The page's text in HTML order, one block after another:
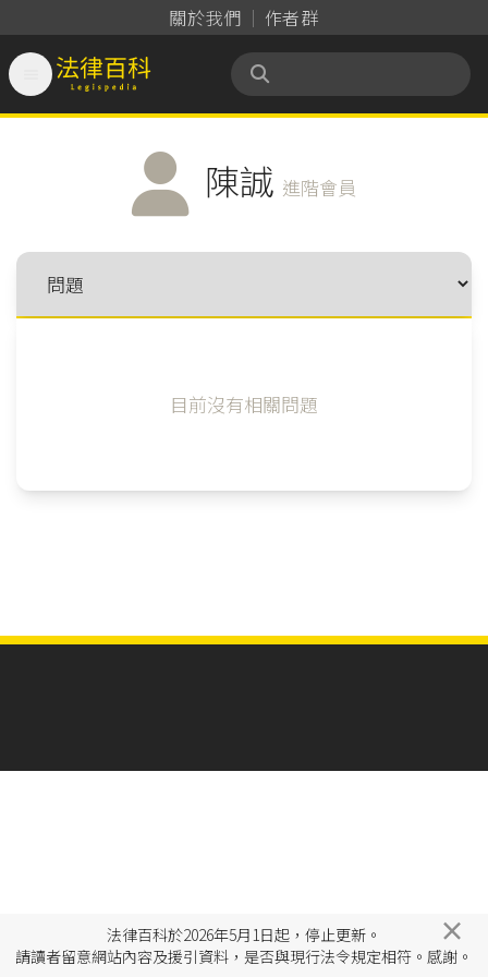
關於我們 作者群
法律百科 Legispedia
陳誠 進階會員
目前沒有相關問題
法律百科於2026年5月1日起，停止更新。
請讀者留意網站內容及援引資料，是否與現行法令規定相符。感謝。
×